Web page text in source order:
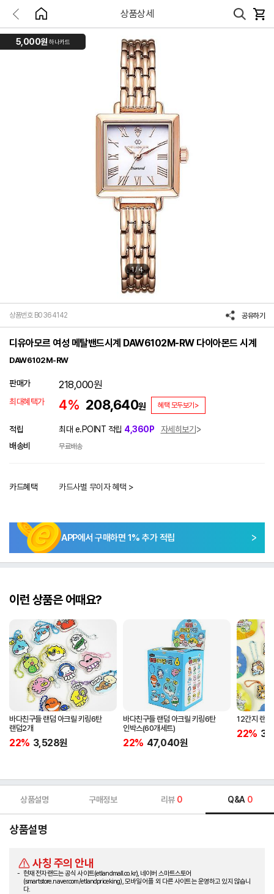
상품상세
5,000원 하나카드
1/4
상품번호 B0364142 공유하기
디유아모르 여성 메탈밴드시계 DAW6102M-RW 다이아몬드 시계
DAW6102M-RW
판매가 218,000원
최대혜택가 4% 208,640원 혜택 모두보기>
적립 최대 e.POINT 적립 4,360P
자세히보기
배송비
무료배송
카드혜택 카드사별 무이자 혜택 >
APP에서 구매하면 1% 추가 적립
이런 상품은 어때요?
바다친구들 랜덤 아크릴 키링6탄
랜덤2개
22% 3,528원
바다친구들 랜덤 아크릴 키링6탄
인박스(60개세트)
22% 47,040원
12간지 랜
22%
상품설명 구매정보 리뷰 0 Q&A 0
상품설명
사칭 주의 안내
현재 전자랜드는 공식 사이트(etlandmall.co.kr), 네이버 스마트스토어
(smartstore.naver.com/etlandpriceking), 모바일 어플 외 다른 사이트는 운영하고 있지 않습니
다.